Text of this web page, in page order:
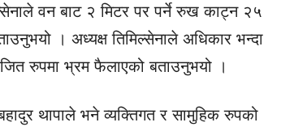
वन बाट २ मिटर पर पर्ने रुख काट्न २५
। अध्यक्ष तिमिल्सेनाले अधिकार भन्दा
रुपमा भ्रम फैलाएको बताउनुभयो ।
थापाले भने व्यक्तिगत र सामुहिक रुपको